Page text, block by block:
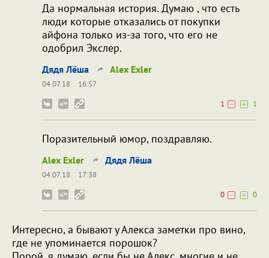
Да нормальная история. Думаю , что есть
люди которые отказались от покупки
айфона только из-за того, что его не
одобрил Экслер.
Дядя Лёша Alex Exler
04.07.18
16:57
1
1
Поразительный юмор, поздравляю.
Alex Exler Дядя Лёша
04.07.18
17:38
0
0
Интересно, а бывают у Алекса заметки про вино,
где не упоминается порошок?